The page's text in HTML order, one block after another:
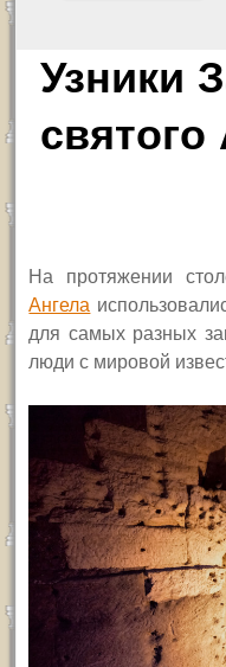
Узники
святого
На протяжении
Ангела
для самых разных
люди с мировой